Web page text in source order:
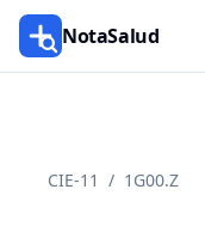
NotaSalud
CIE-11 / 1G00.Z